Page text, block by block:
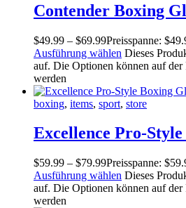
Contender Boxing
$49.99 – $69.99Preisspanne: $49.
Ausführung wählen Dieses
auf. Die Optionen können auf der
werden
boxing, items, sport, store
Excellence Pro-
$59.99 – $79.99Preisspanne: $59.
Ausführung wählen Dieses
auf. Die Optionen können auf der
werden